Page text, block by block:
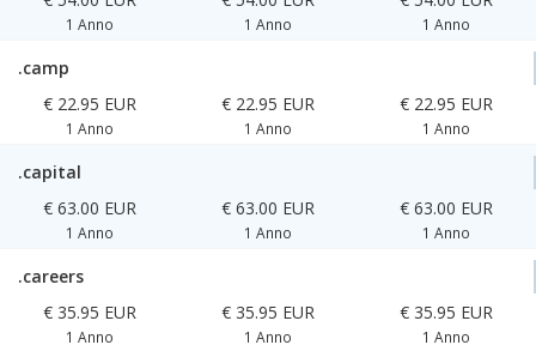
1 Anno 1 Anno 1 Anno
.camp
€ 22.95 EUR
1 Anno
€ 22.95 EUR
1 Anno
€ 22.95 EUR
1 Anno
.capital
€ 63.00 EUR
1 Anno
€ 63.00 EUR
1 Anno
€ 63.00 EUR
1 Anno
.careers
€ 35.95 EUR
1 Anno
€ 35.95 EUR
1 Anno
€ 35.95 EUR
1 Anno